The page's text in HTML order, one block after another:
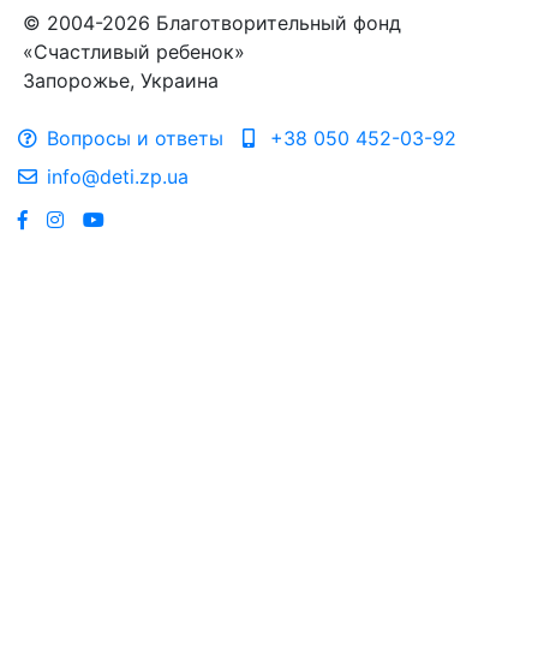
© 2004-2026 Благотворительный фонд
«Счастливый ребенок»
Запорожье, Украина
Вопросы и ответы
+38 050 452-03-92
info@deti.zp.ua